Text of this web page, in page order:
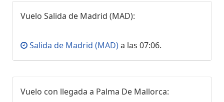
Vuelo Salida de Madrid (MAD):
Salida de Madrid (MAD)a las 07:06.
Vuelo con llegada a Palma De Mallorca: